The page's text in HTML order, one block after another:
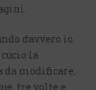
davvero io
la
da modificare,
tre volte e